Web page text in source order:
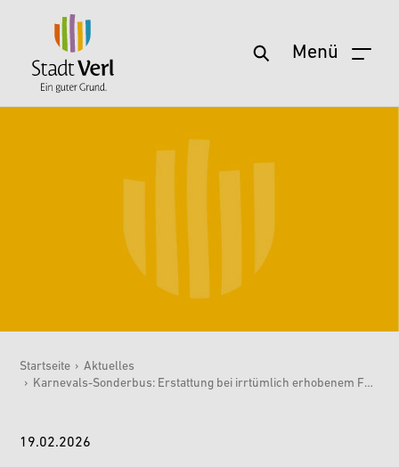
Zum Hauptinhalt springen Menü
Sie sind hier:
Startseite › Aktuelles
›
Karnevals-Sonderbus: Erstattung bei irrtümlich erhobenem Fahrpreis
19.02.2026